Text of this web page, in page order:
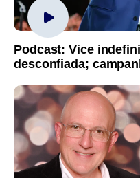
Podcast: Vice
desconfiada;